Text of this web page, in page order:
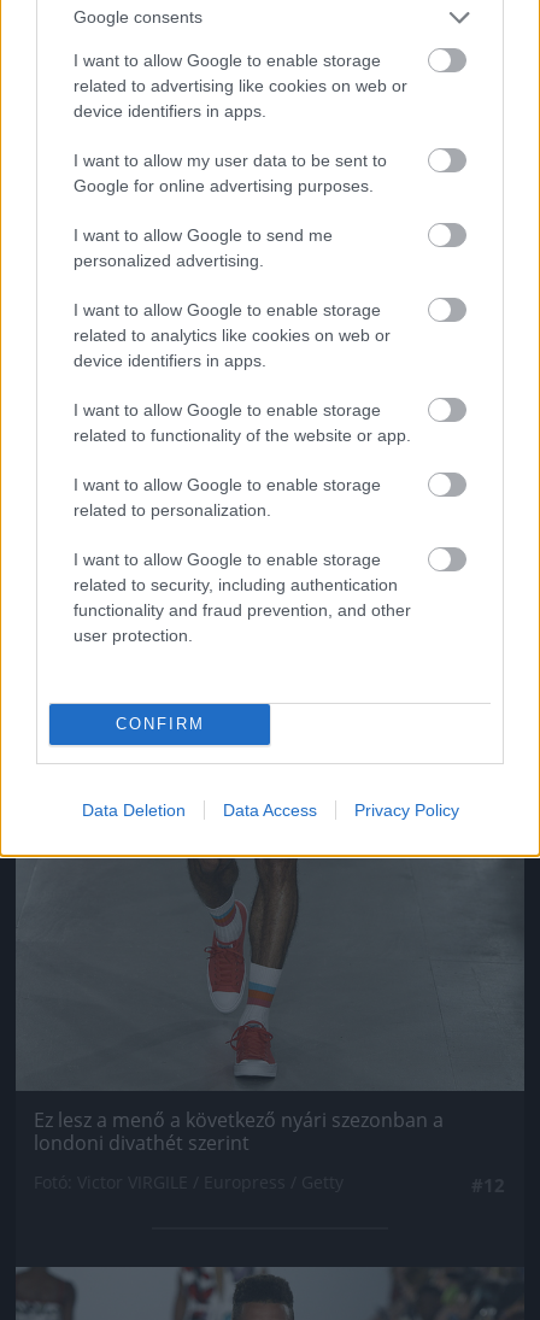
Google consents
I want to allow Google to enable storage
related to advertising like cookies on web or
device identifiers in apps.
I want to allow my user data to be sent to
Google for online advertising purposes.
I want to allow Google to send me
personalized advertising.
I want to allow Google to enable storage
related to analytics like cookies on web or
device identifiers in apps.
I want to allow Google to enable storage
related to functionality of the website or app.
I want to allow Google to enable storage
related to personalization.
I want to allow Google to enable storage
related to security, including authentication
functionality and fraud prevention, and other
user protection.
CONFIRM
Data Deletion Data Access Privacy Policy
Ez lesz a menő a következő nyári szezonban a
londoni divathét szerint
Fotó: Victor VIRGILE / Europress / Getty
Jön még kép!
Ez lesz a menő a következő nyári szezonban a
londoni divathét szerint
Jön még kép!